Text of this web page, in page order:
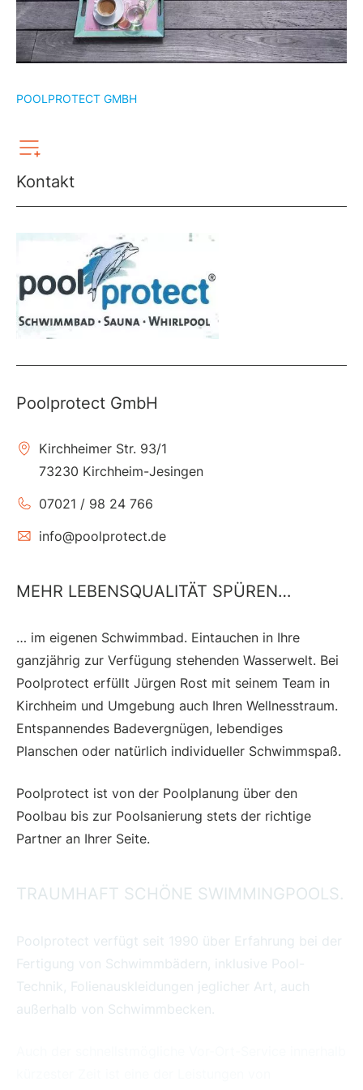
POOLPROTECT GMBH
Kontakt
Poolprotect GmbH
Kirchheimer Str. 93/1
73230 Kirchheim-Jesingen
07021 / 98 24 766
info@poolprotect.de
MEHR LEBENSQUALITÄT SPÜREN…
… im eigenen Schwimmbad. Eintauchen in Ihre
ganzjährig zur Verfügung stehenden Wasserwelt. Bei
Poolprotect erfüllt Jürgen Rost mit seinem Team in
Kirchheim und Umgebung auch Ihren Wellnesstraum.
Entspannendes Badevergnügen, lebendiges
Planschen oder natürlich individueller Schwimmspaß.
Poolprotect ist von der Poolplanung über den
Poolbau bis zur Poolsanierung stets der richtige
Partner an Ihrer Seite.
TRAUMHAFT SCHÖNE SWIMMINGPOOLS.
Poolprotect verfügt seit 1990 über Erfahrung bei der
Fertigung von Schwimmbädern, inklusive Pool-
Technik, Folienauskleidungen jeglicher Art, auch
außerhalb von Schwimmbecken.